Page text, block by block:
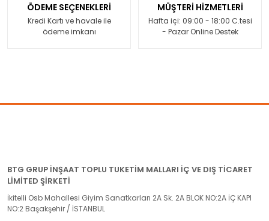
ÖDEME SEÇENEKLERİ
Kredi Kartı ve havale ile
ödeme imkanı
MÜŞTERİ HİZMETLERİ
Hafta içi: 09:00 - 18:00 C.tesi
- Pazar Online Destek
BTG GRUP İNŞAAT TOPLU TUKETİM MALLARI İÇ VE DIŞ TİCARET
LİMİTED ŞİRKETİ
İkitelli Osb Mahallesi Giyim Sanatkarları 2A Sk. 2A BLOK NO:2A İÇ KAPI
NO:2 Başakşehir / İSTANBUL